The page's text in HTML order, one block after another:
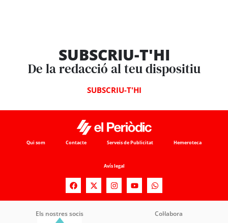
SUBSCRIU-T'HI
De la redacció al teu dispositiu
SUBSCRIU-T'HI
Qui som Contacte Serveis de Publicitat Hemeroteca
Avís legal
Els nostres socis Col·labora